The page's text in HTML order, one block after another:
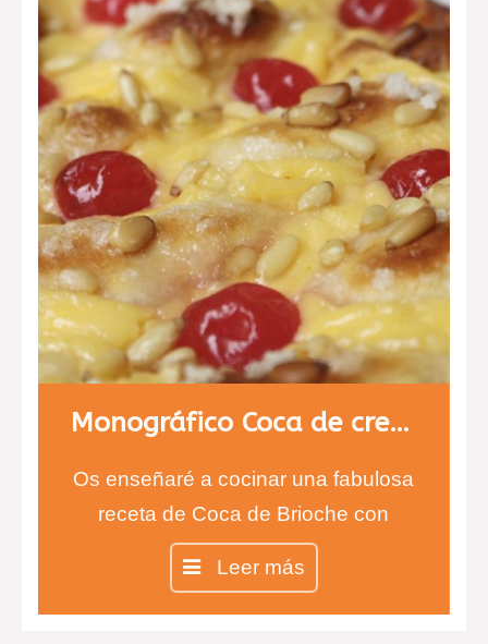
que vuestros invitados adivinen el
componente principal, se
sorprenderán…
Monográfico Coca de crema y fruta
Os enseñaré a cocinar una fabulosa
receta de Coca de Brioche con
crema pastelera y fruta.
Leer más